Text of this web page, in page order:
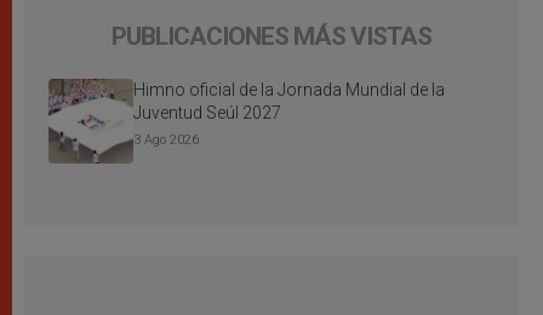
PUBLICACIONES MÁS VISTAS
Himno oficial de la Jornada Mundial de la
Juventud Seúl 2027
3 Ago 2026